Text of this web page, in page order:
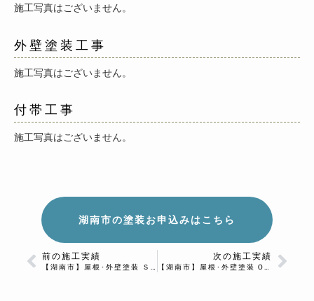
施工写真はございません。
外壁塗装工事
施工写真はございません。
付帯工事
施工写真はございません。
湖南市の塗装お申込みはこちら
前の施工実績
【湖南市】屋根･外壁塗装 Ｓ様邸
次の施工実績
【湖南市】屋根･外壁塗装 O様邸